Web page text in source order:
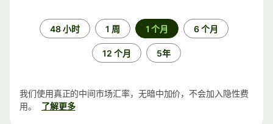
48 小时 1 周 1 个月 6 个月
12 个月 5年
我们使用真正的中间市场汇率，无暗中加价，不会加入隐性费
用。
了解更多